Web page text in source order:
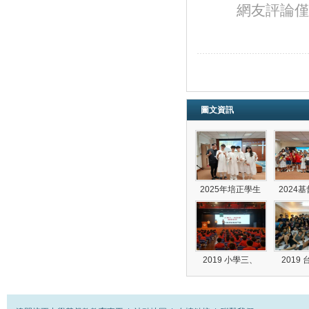
網友評論
圖文資訊
2025年培正學生 2024基
2019 小學三、 2019